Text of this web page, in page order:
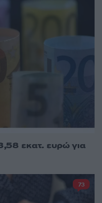
εκατ. ευρώ για
73